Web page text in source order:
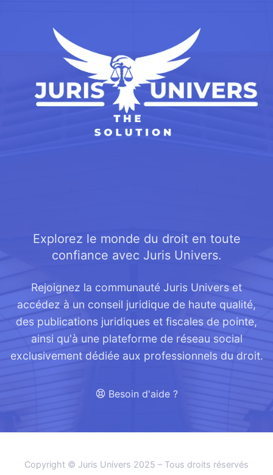
Explorez le monde du droit en toute
confiance avec Juris Univers.
Rejoignez la communauté Juris Univers et
accédez à un conseil juridique de haute qualité,
des publications juridiques et fiscales de pointe,
ainsi qu'à une plateforme de réseau social
exclusivement dédiée aux professionnels du droit.
Besoin d'aide ?
Copyright © Juris Univers 2025 – Tous droits réservés